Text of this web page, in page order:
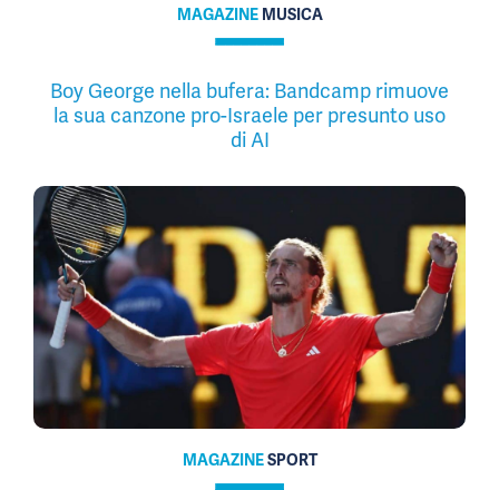
MAGAZINE MUSICA
Boy George nella bufera: Bandcamp rimuove
la sua canzone pro-Israele per presunto uso
di AI
MAGAZINESPORT